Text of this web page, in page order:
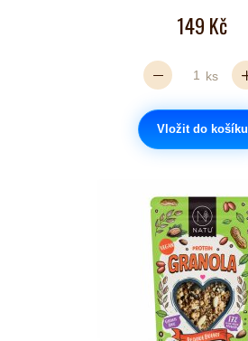
149 Kč
ks
Vložit do košíku